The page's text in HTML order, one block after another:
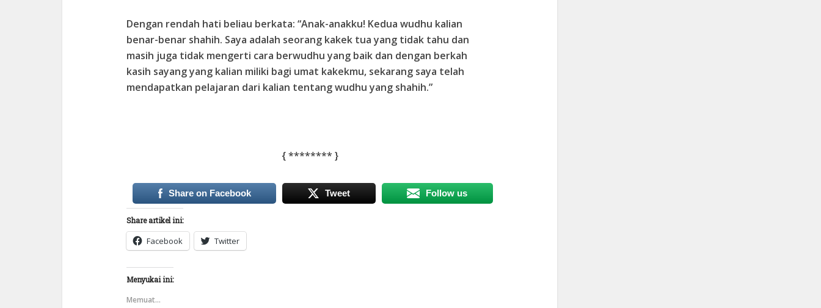
Dengan rendah hati beliau berkata: “Anak-anakku! Kedua wudhu kalian
benar-benar shahih. Saya adalah seorang kakek tua yang tidak tahu dan
masih juga tidak mengerti cara berwudhu yang baik dan dengan berkah
kasih sayang yang kalian miliki bagi umat kakekmu, sekarang saya telah
mendapatkan pelajaran dari kalian tentang wudhu yang shahih.”
{******** }
Share on Facebook Tweet Follow us
Share artikel ini:
Facebook Twitter
Menyukai ini:
Memuat...